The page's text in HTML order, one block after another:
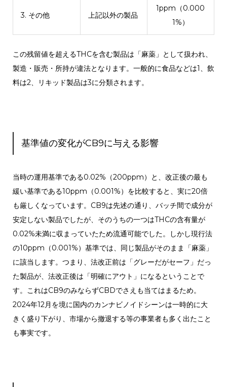
3. その他 上記以外の製品
1ppm（0.000
1%）
この残留値を超えるTHCを含む製品は「麻薬」として扱われ、
製造・販売・所持が違法となります。一般的に食品などは1、飲
料は2、リキッド製品は3に分類されます。
基準値の変化がCB9に与える影響
当時の運用基準である0.02%（200ppm）と、改正後の最も
緩い基準である10ppm（0.001%）を比較すると、実に20倍
も厳しくなっています。 CB9は先述の通り、バッチ間で成分が
安定しない製品でしたが、そのうちの一つはTHCの含有量が
0.02%未満に収まっていたため流通可能でした。しかし現行法
の10ppm（0.001%）基準では、同じ製品がそのまま「麻薬」
に該当します。 つまり、法改正前は「グレーだがセーフ」だっ
た製品が、法改正後は「明確にアウト」になるということで
す。これはCB9のみならずCBDでさえも当てはまるため。
2024年12月を境に国内のカンナビノイドシーンは一時的に大
きく盛り下がり、市場から撤退する等の事業者も多く出たこと
も事実です。